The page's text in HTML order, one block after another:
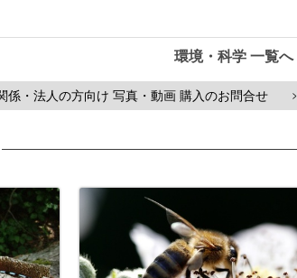
環境・科学 一覧へ
係・法人の方向け 写真・動画 購入のお問合せ >